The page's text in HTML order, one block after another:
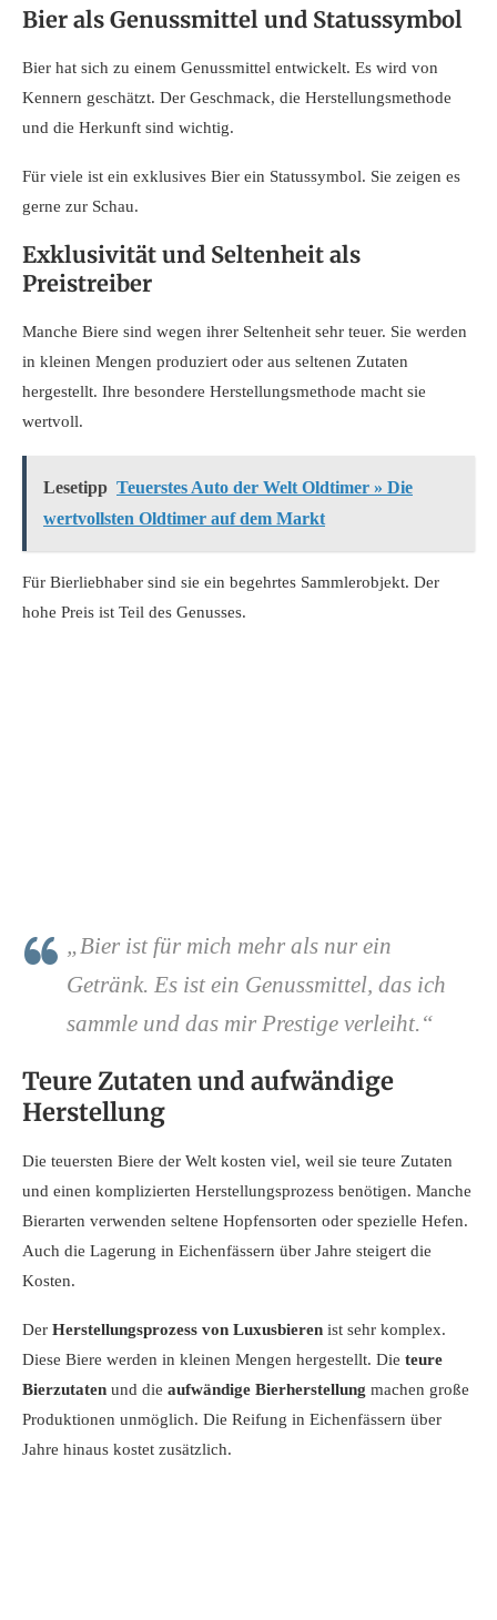
Bier als Genussmittel und Statussymbol
Bier hat sich zu einem Genussmittel entwickelt. Es wird von
Kennern geschätzt. Der Geschmack, die Herstellungsmethode
und die Herkunft sind wichtig.
Für viele ist ein exklusives Bier ein Statussymbol. Sie zeigen es
gerne zur Schau.
Exklusivität und Seltenheit als
Preistreiber
Manche Biere sind wegen ihrer Seltenheit sehr teuer. Sie werden
in kleinen Mengen produziert oder aus seltenen Zutaten
hergestellt. Ihre besondere Herstellungsmethode macht sie
wertvoll.
Lesetipp Teuerstes Auto der Welt Oldtimer » Die
wertvollsten Oldtimer auf dem Markt
Für Bierliebhaber sind sie ein begehrtes Sammlerobjekt. Der
hohe Preis ist Teil des Genusses.
„Bier ist für mich mehr als nur ein
Getränk. Es ist ein Genussmittel, das ich
sammle und das mir Prestige verleiht.“
Teure Zutaten und aufwändige
Herstellung
Die teuersten Biere der Welt kosten viel, weil sie teure Zutaten
und einen komplizierten Herstellungsprozess benötigen. Manche
Bierarten verwenden seltene Hopfensorten oder spezielle Hefen.
Auch die Lagerung in Eichenfässern über Jahre steigert die
Kosten.
Der Herstellungsprozess von Luxusbieren ist sehr komplex.
Diese Biere werden in kleinen Mengen hergestellt. Die teure
Bierzutaten und die aufwändige Bierherstellung machen große
Produktionen unmöglich. Die Reifung in Eichenfässern über
Jahre hinaus kostet zusätzlich.